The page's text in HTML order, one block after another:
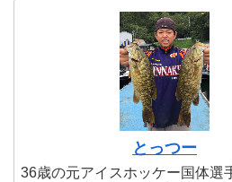
とっつー
36歳の元アイスホッケー国体選